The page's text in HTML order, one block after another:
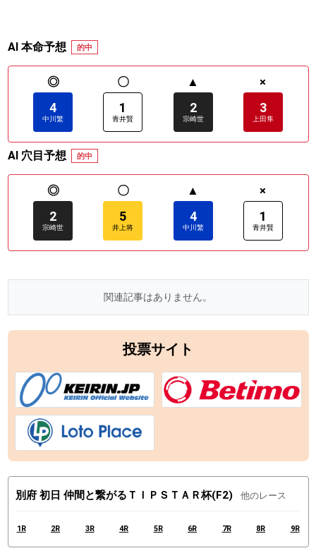
AI 本命予想 的中
◎
4
中川繁
〇
1
青井賢
▲
2
宗崎世
×
3
上田隼
AI 穴目予想 的中
◎
2
宗崎世
〇
5
井上将
▲
4
中川繁
×
1
青井賢
関連記事はありません。
投票サイト
別府 初日 仲間と繋がるＴＩＰＳＴＡＲ杯(F2) 他のレース
1R 2R 3R 4R 5R 6R 7R 8R 9R